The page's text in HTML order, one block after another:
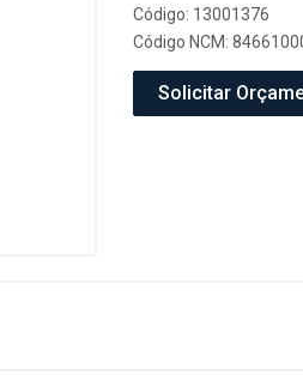
Código: 13001376
Código NCM:
Solicitar